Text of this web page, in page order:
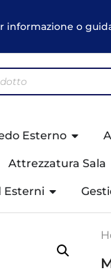
informazione o
Esterno
Attrezzatura Sala
Esterni